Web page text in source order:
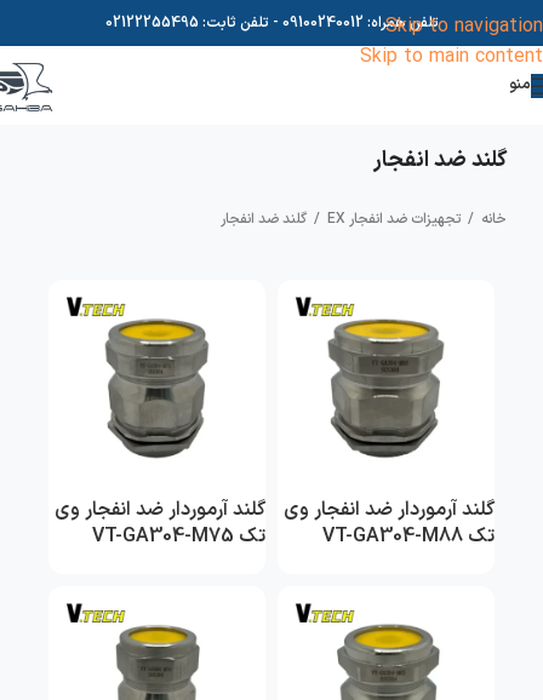
Skip to navigation
Skip to main content
تلفن همراه: 09100240012 - تلفن ثابت: 02122255495
منو
گلند ضد انفجار
خانه / تجهیزات ضد انفجار EX / گلند ضد انفجار
گلند آرموردار ضد انفجار وی
تک VT-GA304-M88
گلند آرموردار ضد انفجار وی
تک VT-GA304-M75